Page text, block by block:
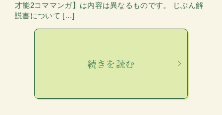
才能2コママンガ】は内容は異なるものです。 じぶん解
説書について […]
続きを読む